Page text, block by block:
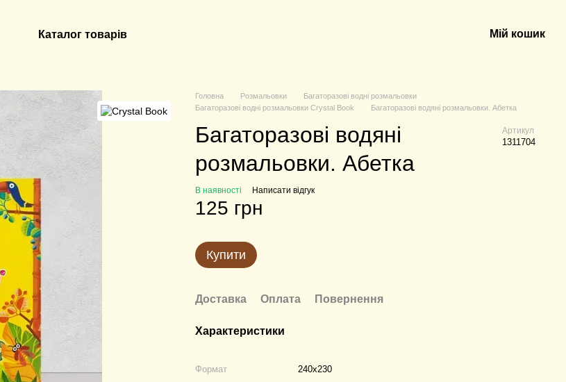
Каталог товарів Мій кошик
Головна Розмальовки
Багаторазові водні розмальовки
Багаторазові водні розмальовки Crystal Book
Багаторазові водяні розмальовки. Абетка
Багаторазові водяні
розмальовки. Абетка
Артикул
1311704
В наявності Написати відгук
125 грн
Купити
Доставка Оплата Повернення
Характеристики
Формат
240х230